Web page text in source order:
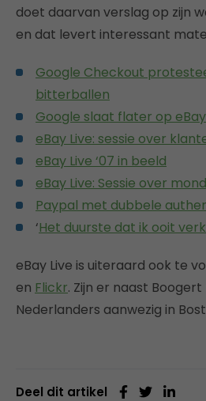
doet daarvan verslag op zijn
en dat levert interessant
Google Checkout
bitterballen
Google slaat flater op eBay
eBay Live: sessie over
eBay Live ‘07 in beeld
eBay Live: Sessie over
Paypal met dubbele
‘Het duurste dat ik ooit
eBay Live is uiteraard ook te
en Flickr. Zijn er naast
Nederlanders aanwezig in
Deel dit artikel